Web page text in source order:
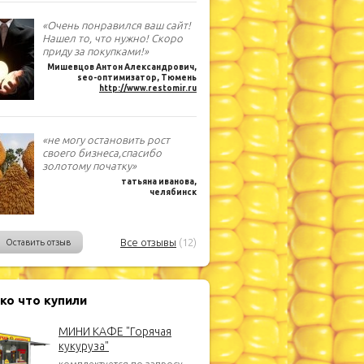
«Очень понравился ваш сайт!
Нашел то, что нужно! Скоро
приду за покупками!»
Мишевцов Антон Александрович,
seo-оптимизатор, Тюмень
http://www.restomir.ru
«не могу остановить рост
своего бизнеса,спасибо
золотому початку»
татьяна иванова,
челябинск
Оставить отзыв Все отзывы (12)
что купили
МИНИ КАФЕ "Горячая
кукуруза"